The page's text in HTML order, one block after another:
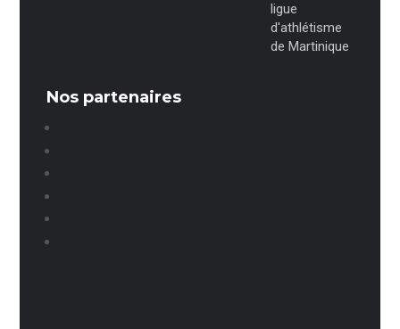
ligue
d'athlétisme
de Martinique
Nos partenaires